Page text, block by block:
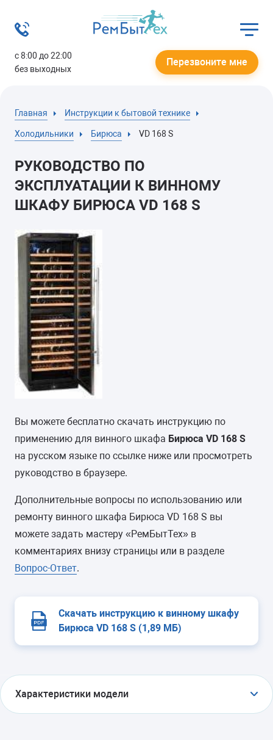
с 8:00 до 22:00
без выходных
Перезвоните мне
Главная Инструкции к бытовой технике
Холодильники Бирюса VD 168 S
РУКОВОДСТВО ПО
ЭКСПЛУАТАЦИИ К ВИННОМУ
ШКАФУ БИРЮСА VD 168 S
Вы можете бесплатно скачать инструкцию по
применению для винного шкафа Бирюса VD 168 S
на русском языке по ссылке ниже или просмотреть
руководство в браузере.
Дополнительные вопросы по использованию или
ремонту винного шкафа Бирюса VD 168 S вы
можете задать мастеру «РемБытТех» в
комментариях внизу страницы или в разделе
Вопрос-Ответ.
Скачать инструкцию к винному шкафу
Бирюса VD 168 S (1,89 МБ)
Характеристики модели